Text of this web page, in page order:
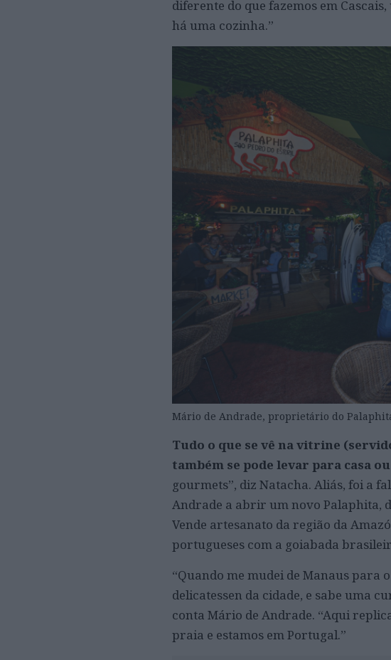
diferente do que fazemos em
há uma cozinha.”
Mário de Andrade, proprietário do
Tudo o que se vê na vitrine
também se pode levar para casa
gourmets”, diz Natacha. Aliás, foi a
Andrade a abrir um novo Palaphita,
Vende artesanato da região da
portugueses com a goiabada
“Quando me mudei de Manaus para
delicatessen da cidade, e sabe uma
conta Mário de Andrade. “Aqui
praia e estamos em Portugal.”